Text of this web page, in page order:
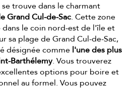
se trouve dans le charmant
Grand Cul-de-Sac. Cette zone
le coin nord-est de l'île et
sa plage de Grand Cul-de-Sac,
désignée comme l'une des plus
Barthélemy. Vous trouverez
options pour boire et
au formel. Vous pouvez